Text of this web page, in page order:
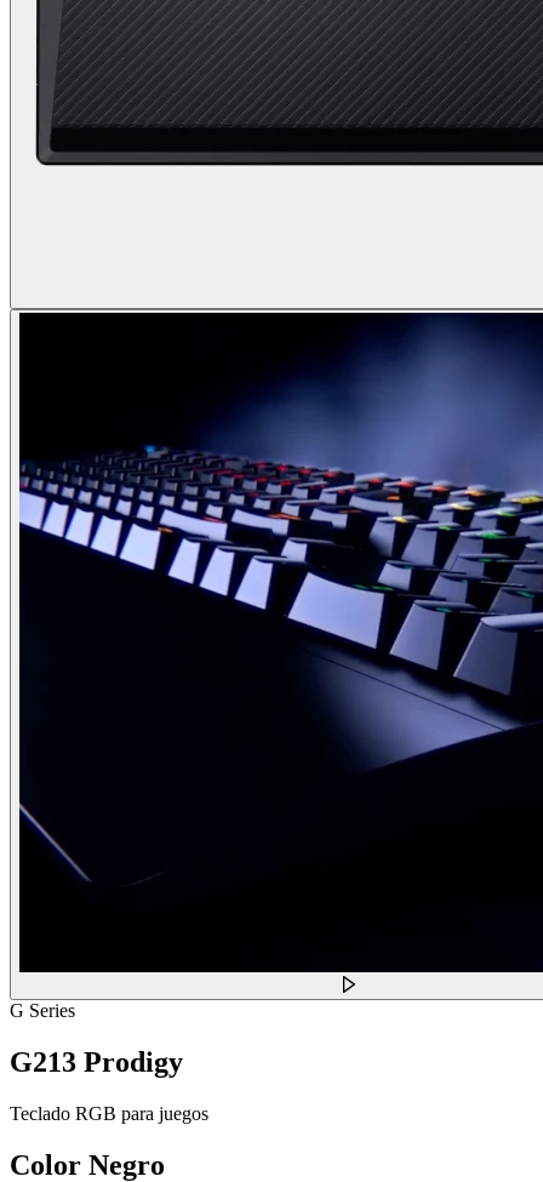
G Series
G213 Prodigy
Teclado RGB para juegos
Color Negro